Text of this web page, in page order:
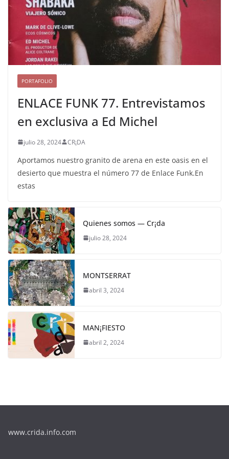
PORTAFOLIO
ENLACE FUNK 77. Entrevistamos
en exclusiva a Ed Michel
julio 28, 2024 CR¡DA
Aportamos nuestro granito de arena en este oasis en el
desierto que muestra el número 77 de Enlace Funk.En
estas
Quienes somos — Cr¡da
julio 28, 2024
MONTSERRAT
abril 3, 2024
MAN¡FIESTO
abril 2, 2024
www.crida.info.com